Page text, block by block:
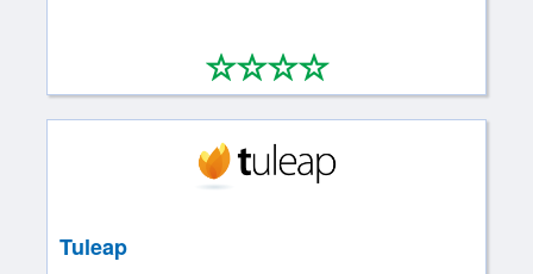
****
0/4
Tuleap